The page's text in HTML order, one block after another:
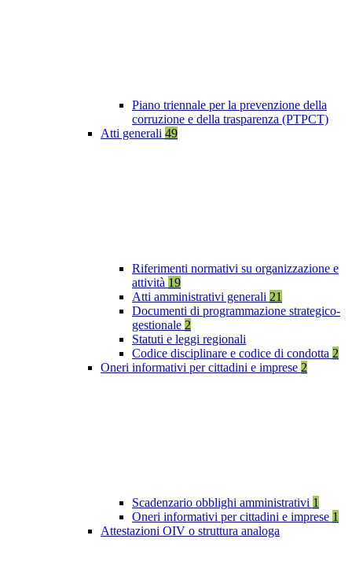
Piano triennale per la prevenzione della
corruzione e della trasparenza (PTPCT)
Atti generali 49
Riferimenti normativi su organizzazione e
attività 19
Atti amministrativi generali 21
Documenti di programmazione strategico-
gestionale 2
Statuti e leggi regionali
Codice disciplinare e codice di condotta 2
Oneri informativi per cittadini e imprese 2
Scadenzario obblighi amministrativi 1
Oneri informativi per cittadini e imprese 1
Attestazioni OIV o struttura analoga